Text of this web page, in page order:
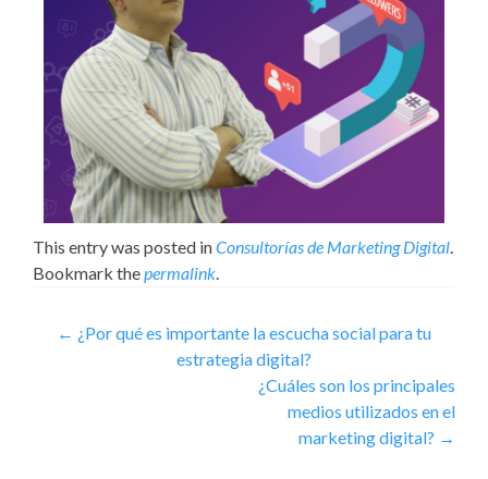
This entry was posted inConsultorías de Marketing Digital.
Bookmark thepermalink.
← ¿Por qué es importante la escucha social para tu
estrategia digital?
¿Cuáles son los principales
medios utilizados en el
marketing digital? →